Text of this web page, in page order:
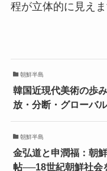
程が立体的に見えま
朝鮮半島
韓国近現代美術の歩
放・分断・グローバ
朝鮮半島
金弘道と申潤福：朝
帖──18世紀朝鮮社会